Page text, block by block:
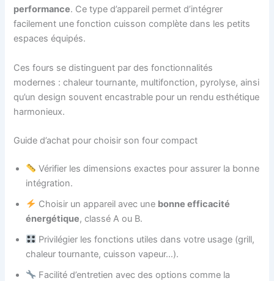
performance. Ce type d’appareil permet d’intégrer
facilement une fonction cuisson complète dans les petits
espaces équipés.
Ces fours se distinguent par des fonctionnalités
modernes : chaleur tournante, multifonction, pyrolyse, ainsi
qu’un design souvent encastrable pour un rendu esthétique
harmonieux.
Guide d’achat pour choisir son four compact
Vérifier les dimensions exactes pour assurer la bonne
intégration.
Choisir un appareil avec une bonne efficacité
énergétique, classé A ou B.
Privilégier les fonctions utiles dans votre usage (grill,
chaleur tournante, cuisson vapeur…).
Facilité d’entretien avec des options comme la